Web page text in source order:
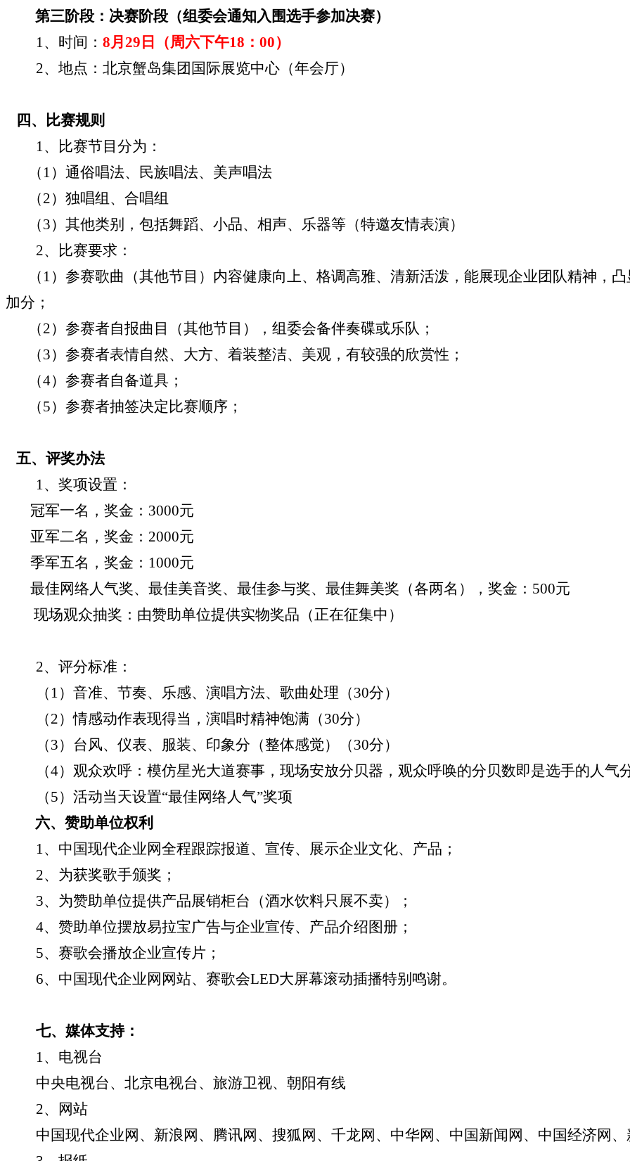
第三阶段：决赛阶段（组委会通知入围选手参加决赛）
1、时间： 8月 29 日 （周六下午18 ： 00）
2、地点：北京蟹岛集团国际展览中心（年会厅）
四、
比赛规则
1、比赛节目分为：
（ 1）通俗唱法、民族唱法、美声唱法
（2）独唱组、合唱组
（3）其他类别，包括舞蹈、小品、相声、乐器等（特邀友情表演）
2、比赛要求：
（ 1）参赛歌曲（其他节目）内容健康向上、格调高雅、清新活泼，能展现企业团队精神，
加分；
（2）参赛者自报曲目（其他节目），组委会备伴奏碟或乐队；
（3）参赛者表情自然、大方、着装整洁、美观，有较强的欣赏性；
（4）参赛者自备道具；
（5）参赛者抽签决定比赛顺序；
五、 评奖办法
1、 奖项设置：
冠军一名，奖金： 3000元
亚军二名，奖金： 2000元
季军五名，奖金： 1000元
最佳网络人气奖、最佳美音奖、最佳参与奖、最佳舞美奖（各两名），奖金： 500元
现场观众抽奖：由赞助单位提供实物奖品（正在征集中）
2、评分标准：
（ 1）音准、节奏、乐感、演唱方法、歌曲处理（30分）
（2）情感动作表现得当，演唱时精神饱满（30分）
（3）台风、仪表、服装、印象分（整体感觉）（30分）
（4）观众欢呼：模仿星光大道赛事，现场安放分贝器，观众呼唤的分贝数即是选手的人气
（5）活动当天设置“最佳网络人气”奖项
六、赞助单位权利
1、中国现代企业网全程跟踪报道、宣传、展示企业文化、产品；
2、为获奖歌手颁奖；
3、为赞助单位提供产品展销柜台（酒水饮料只展不卖）；
4、赞助单位摆放易拉宝广告与企业宣传、产品介绍图册；
5、赛歌会播放企业宣传片；
6、中国现代企业网网站、赛歌会LED大屏幕滚动插播特别鸣谢。
七、媒体支持：
1、电视台
中央电视台、北京电视台、旅游卫视、朝阳有线
2、网站
中国现代企业网、新浪网、腾讯网、搜狐网、千龙网、中华网、中国新闻网、中国经济网